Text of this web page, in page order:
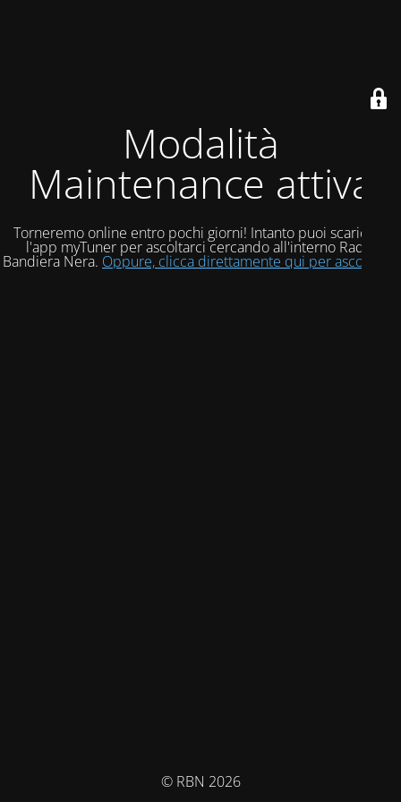
Modalità
Maintenance attiva
Torneremo online entro pochi giorni! Intanto puoi scaricare
l'app myTuner per ascoltarci cercando all'interno Radio
Bandiera Nera. Oppure, clicca direttamente qui per ascoltarci!
© RBN 2026